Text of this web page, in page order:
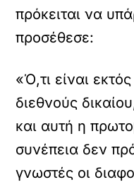
πρόκειται να
προσέθεσε:
«Ό,τι είναι
διεθνούς
και αυτή η
συνέπεια δεν
γνωστές οι